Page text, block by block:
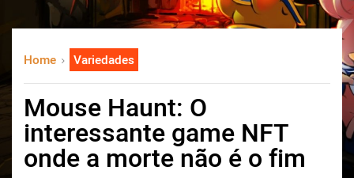
deutsch
中文
한국어
العربية
ไทย
Home Variedades
Mouse Haunt: O
interessante game NFT
onde a morte não é o fim